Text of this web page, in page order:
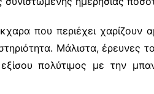
που περιέχει χαρίζουν
Μάλιστα, έρευνες
πολύτιμος με την